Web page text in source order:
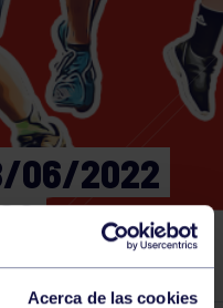
Acerca de las cookies
06/2022